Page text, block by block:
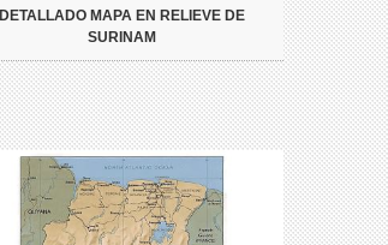
DETALLADO MAPA EN RELIEVE DE
SURINAM